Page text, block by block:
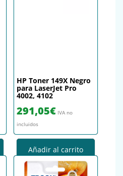
HP Toner 149X Negro
para LaserJet Pro
4002, 4102
291,05€ IVA no
incluidos
Añadir al carrito